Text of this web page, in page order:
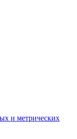
и метрических